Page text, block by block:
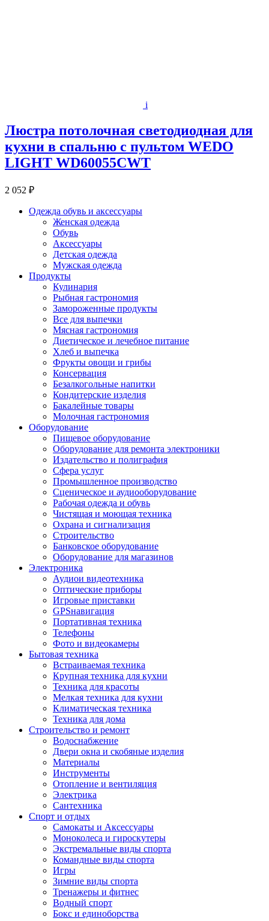
i
Люстра потолочная светодиодная для
кухни в спальню с пультом WEDO
LIGHT WD60055CWT
2 052 ₽
Одежда обувь и аксессуары
Женская одежда
Обувь
Аксессуары
Детская одежда
Мужская одежда
Продукты
Кулинария
Рыбная гастрономия
Замороженные продукты
Все для выпечки
Мясная гастрономия
Диетическое и лечебное питание
Хлеб и выпечка
Фрукты овощи и грибы
Консервация
Безалкогольные напитки
Кондитерские изделия
Бакалейные товары
Молочная гастрономия
Оборудование
Пищевое оборудование
Оборудование для ремонта электроники
Издательство и полиграфия
Сфера услуг
Промышленное производство
Сценическое и аудиооборудование
Рабочая одежда и обувь
Чистящая и моющая техника
Охрана и сигнализация
Строительство
Банковское оборудование
Оборудование для магазинов
Электроника
Аудиои видеотехника
Оптические приборы
Игровые приставки
GPSнавигация
Портативная техника
Телефоны
Фото и видеокамеры
Бытовая техника
Встраиваемая техника
Крупная техника для кухни
Техника для красоты
Мелкая техника для кухни
Климатическая техника
Техника для дома
Строительство и ремонт
Водоснабжение
Двери окна и скобяные изделия
Материалы
Инструменты
Отопление и вентиляция
Электрика
Сантехника
Спорт и отдых
Самокаты и Аксессуары
Моноколеса и гироскутеры
Экстремальные виды спорта
Командные виды спорта
Игры
Зимние виды спорта
Тренажеры и фитнес
Водный спорт
Бокс и единоборства